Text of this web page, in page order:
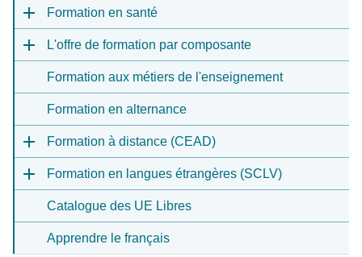
Formation en santé
L'offre de formation par composante
Formation aux métiers de l'enseignement
Formation en alternance
Formation à distance (CEAD)
Formation en langues étrangères (SCLV)
Catalogue des UE Libres
Apprendre le français